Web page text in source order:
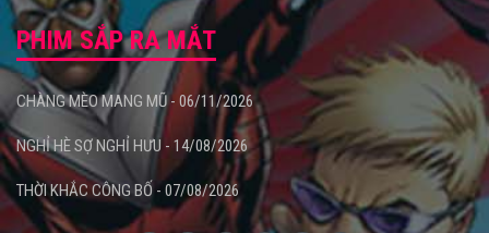
PHIM SẮP RA MẮT
CHÀNG MÈO MANG MŨ - 06/11/2026
NGHỈ HÈ SỢ NGHỈ HƯU - 14/08/2026
THỜI KHẮC CÔNG BỐ - 07/08/2026